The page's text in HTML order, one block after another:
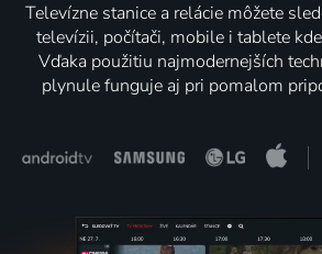
Televízne stanice a relácie môžete
televízii, počítači, mobile i tablete
Vďaka použitiu najmodernejších
plynule funguje aj pri pomalom